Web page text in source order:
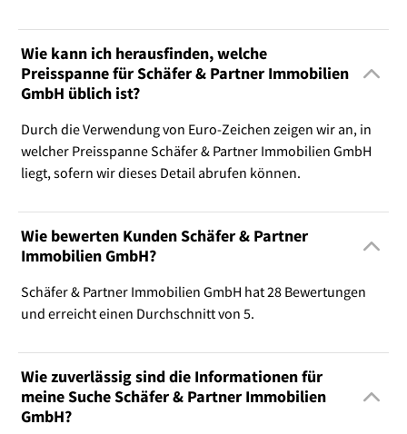
Wie kann ich herausfinden, welche
Preisspanne für Schäfer & Partner Immobilien
GmbH üblich ist?
Durch die Verwendung von Euro-Zeichen zeigen wir an, in
welcher Preisspanne Schäfer & Partner Immobilien GmbH
liegt, sofern wir dieses Detail abrufen können.
Wie bewerten Kunden Schäfer & Partner
Immobilien GmbH?
Schäfer & Partner Immobilien GmbH hat 28 Bewertungen
und erreicht einen Durchschnitt von 5.
Wie zuverlässig sind die Informationen für
meine Suche Schäfer & Partner Immobilien
GmbH?